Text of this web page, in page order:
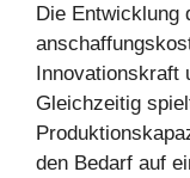
Die Entwicklung
Innovationskraft
Gleichzeitig
den Bedarf auf